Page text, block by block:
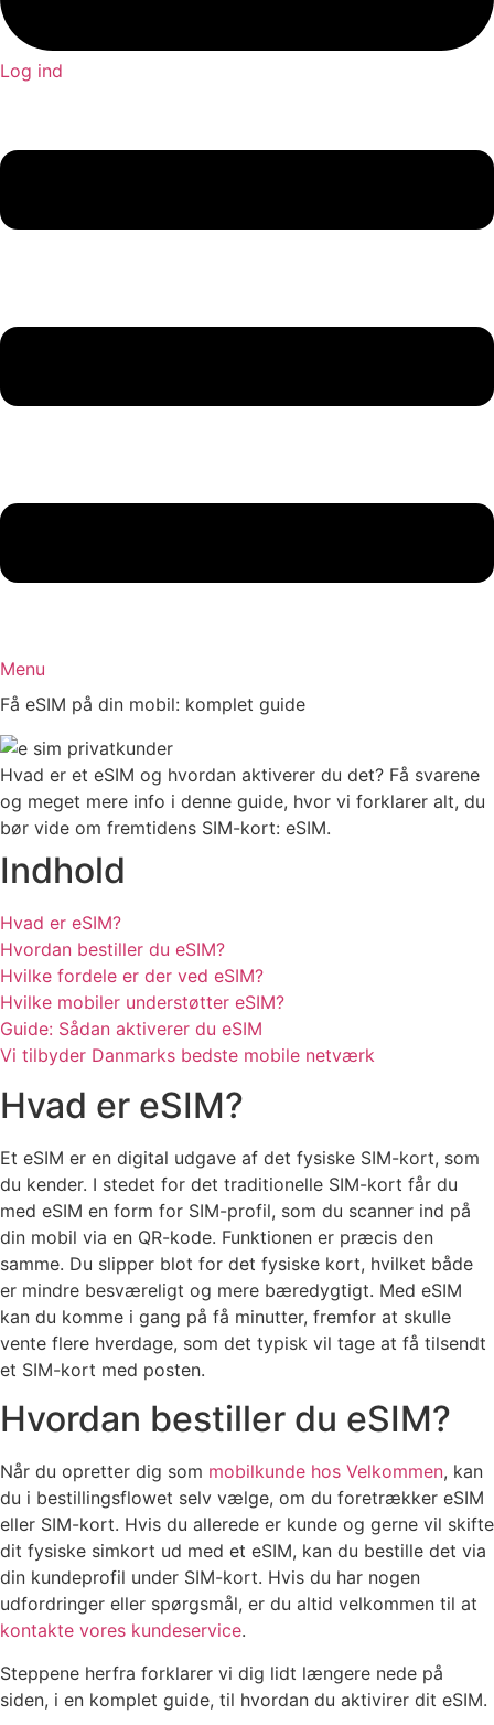
Log ind
Menu
Få eSIM på din mobil: komplet guide
Hvad er et eSIM og hvordan aktiverer du det? Få svarene
og meget mere info i denne guide, hvor vi forklarer alt, du
bør vide om fremtidens SIM-kort: eSIM.
Indhold
Hvad er eSIM?
Hvordan bestiller du eSIM?
Hvilke fordele er der ved eSIM?
Hvilke mobiler understøtter eSIM?
Guide: Sådan aktiverer du eSIM
Vi tilbyder Danmarks bedste mobile netværk
Hvad er eSIM?
Et eSIM er en digital udgave af det fysiske SIM-kort, som
du kender. I stedet for det traditionelle SIM-kort får du
med eSIM en form for SIM-profil, som du scanner ind på
din mobil via en QR-kode. Funktionen er præcis den
samme. Du slipper blot for det fysiske kort, hvilket både
er mindre besværeligt og mere bæredygtigt. Med eSIM
kan du komme i gang på få minutter, fremfor at skulle
vente flere hverdage, som det typisk vil tage at få tilsendt
et SIM-kort med posten.
Hvordan bestiller du eSIM?
Når du opretter dig som mobilkunde hos Velkommen, kan
du i bestillingsflowet selv vælge, om du foretrækker eSIM
eller SIM-kort. Hvis du allerede er kunde og gerne vil skifte
dit fysiske simkort ud med et eSIM, kan du bestille det via
din kundeprofil under SIM-kort. Hvis du har nogen
udfordringer eller spørgsmål, er du altid velkommen til at
kontakte vores kundeservice.
Steppene herfra forklarer vi dig lidt længere nede på
siden, i en komplet guide, til hvordan du aktivirer dit eSIM.